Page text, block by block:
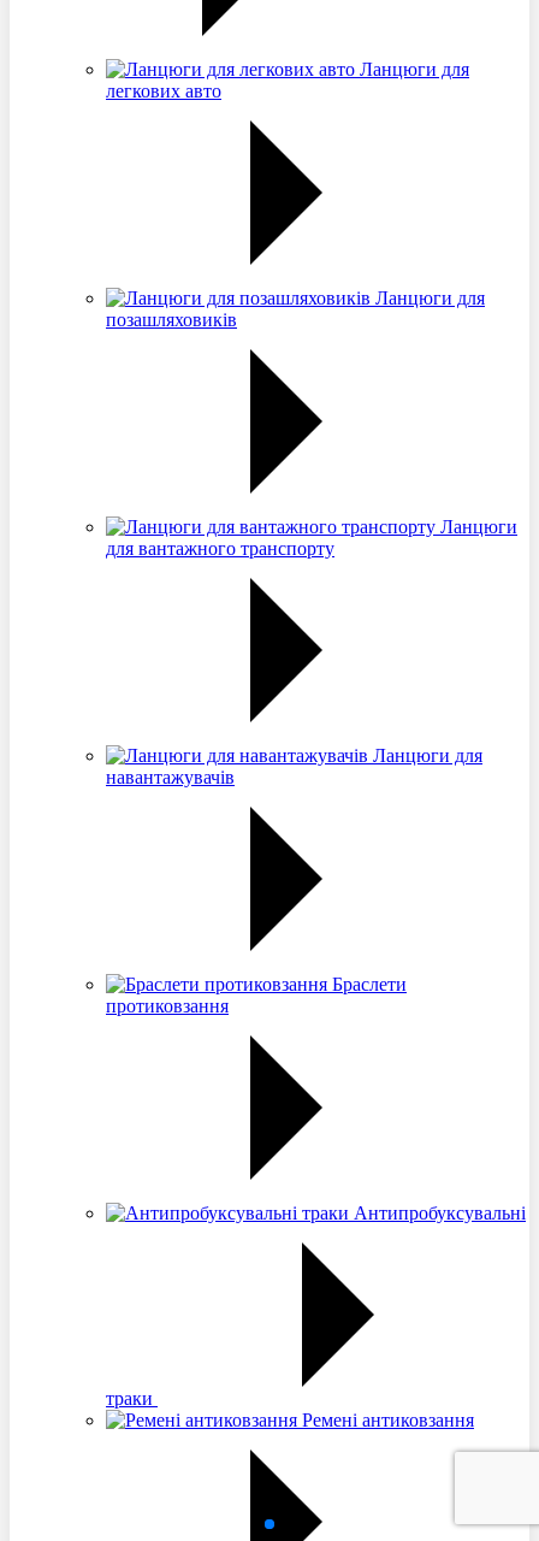
Ланцюги для
легкових авто
Ланцюги для
позашляховиків
Ланцюги
для вантажного транспорту
Ланцюги для
навантажувачів
Браслети
протиковзання
Антипробуксувальні
траки
Ремені антиковзання